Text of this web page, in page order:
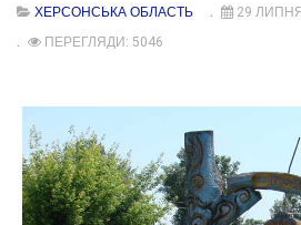
ХЕРСОНСЬКА ОБЛАСТЬ
29
ПЕРЕГЛЯДИ: 5046